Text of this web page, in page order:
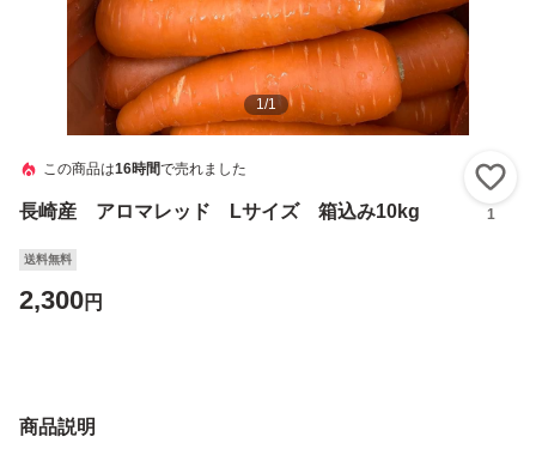
1/1
この商品は16時間で売れました
長崎産 アロマレッド Lサイズ 箱込み10kg 1
送料無料
2,300円
商品説明